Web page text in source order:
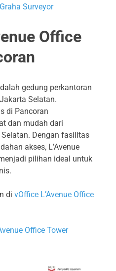
Surveyor
Office
gedung perkantoran
Selatan.
di Pancoran
dan mudah dari
Dengan fasilitas
akses, L’Avenue
pilihan ideal untuk
di vOffice L’Avenue Office
Office Tower